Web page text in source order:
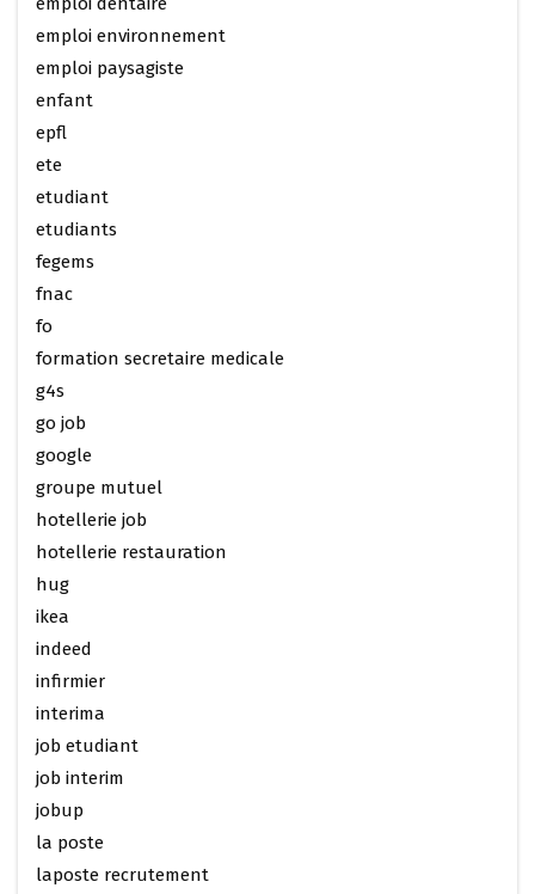
emploi environnement
emploi paysagiste
enfant
epfl
ete
etudiant
etudiants
fegems
fnac
fo
formation secretaire medicale
g4s
go job
google
groupe mutuel
hotellerie job
hotellerie restauration
hug
ikea
indeed
infirmier
interima
job etudiant
job interim
jobup
la poste
laposte recrutement